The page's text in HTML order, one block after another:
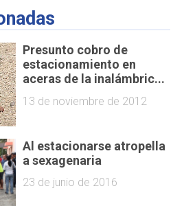
Presunto cobro de
estacionamiento en
aceras de la inalámbric...
13 de noviembre de 2012
Al estacionarse atropella
a sexagenaria
23 de junio de 2016